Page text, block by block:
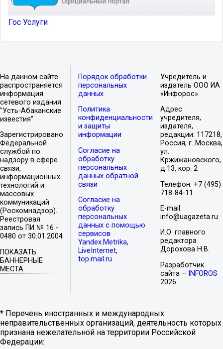
Гос Услуги
На данном сайте
распространяется
информация
сетевого издания
"Усть-Абаканские
известия".
Зарегистрировано
Федеральной
службой по
надзору в сфере
связи,
информационных
технологий и
массовых
коммуникаций
(Роскомнадзор).
Реестровая
запись ПИ № 16 -
0480 от 30.01.2004
ПОКАЗАТЬ
БАННЕРНЫЕ
МЕСТА
Порядок обработки
персональных
данных
Политика
конфиденциальности
и защиты
информации
Согласие на
обработку
персональных
данных обратной
связи
Согласие на
обработку
персональных
данных с помощью
сервисов
Yandex.Metrika,
LiveInternet,
top.mail.ru
Учредитель и
издатель ООО ИА
«Инфорос».
Адрес
учредителя,
издателя,
редакции: 117218,
Россия, г. Москва,
ул.
Кржижановского,
д.13, кор. 2
Телефон: +7 (495)
718-84-11
E-mail:
info@uagazeta.ru
И.О. главного
редактора
Дорохова Н.В.
Разработчик
сайта –
INFOROS
2026
* Перечень иностранных и международных
неправительственных организаций, деятельность которых
признана нежелательной на территории Российской
Федерации: